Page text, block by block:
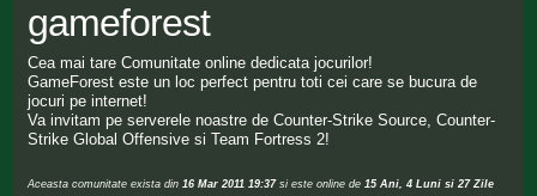
gameforest
Cea mai tare Comunitate online dedicata jocurilor!
GameForest este un loc perfect pentru toti cei care se bucura de
jocuri pe internet!
Va invitam pe serverele noastre de Counter-Strike Source, Counter-
Strike Global Offensive si Team Fortress 2!
Aceasta comunitate exista din 16 Mar 2011 19:37si este online de 15 Ani, 4 Luni si 27 Zile